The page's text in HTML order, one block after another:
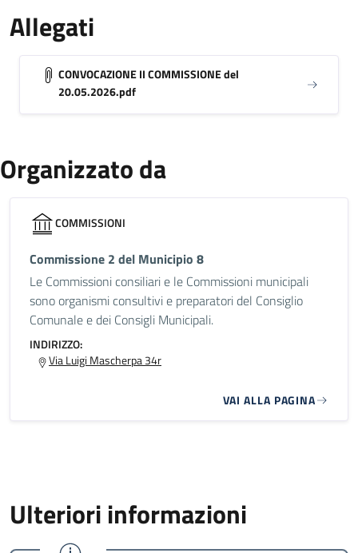
Allegati
CONVOCAZIONE II COMMISSIONE del
20.05.2026.pdf
Organizzato da
COMMISSIONI
Commissione 2 del Municipio 8
Le Commissioni consiliari e le Commissioni municipali
sono organismi consultivi e preparatori del Consiglio
Comunale e dei Consigli Municipali.
INDIRIZZO:
Via Luigi Mascherpa 34r
VAI ALLA PAGINA
Ulteriori informazioni